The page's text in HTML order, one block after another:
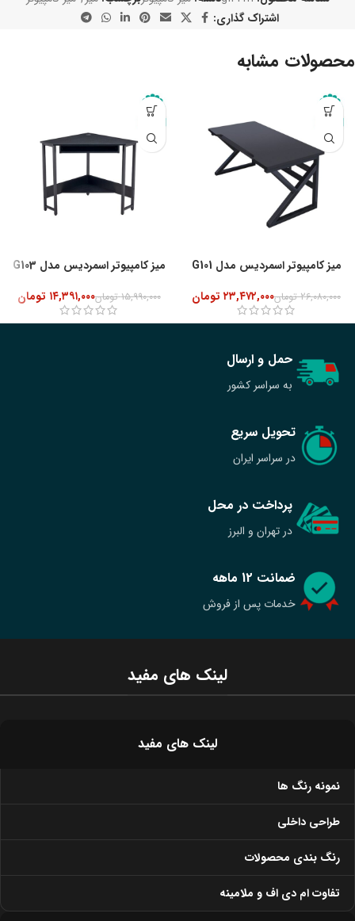
اشتراک گذاری:
محصولات مشابه
-10%
میز کامپیوتر اسمردیس مدل G101
۲۶,۰۸۰,۰۰۰ تومان۲۳,۴۷۲,۰۰۰ تومان
میز کامپیوتر اسمردیس مدل G103
۱۵,۹۹۰,۰۰۰ تومان۱۴,۳۹۱,۰۰۰ تومان
ضمانت 12 ماهه
خدمات پس از فروش
پرداخت در محل
در تهران و البرز
تحویل سریع
در سراسر ایران
حمل و ارسال
به سراسر کشور
لینک های مفید
لینک های مفید
نمونه رنگ ها
طراحی داخلی
رنگ بندی محصولات
تفاوت ام دی اف و ملامینه